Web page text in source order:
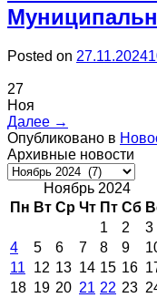
Posted on 27.11.2024
27
Ноя
Далее →
Опубликовано в
Архивные новости
Архивные
новостиНоябрь 2024
Пн Вт Ср Чт Пт Сб
1
2
3
4
5 6 7 8 9
11
12 13 14 15 16
18 19 20 21 22 23